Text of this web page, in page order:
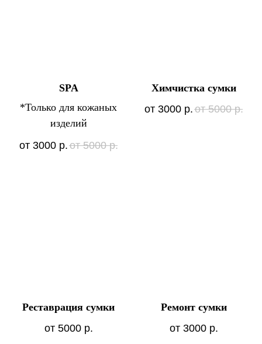
SPA
*Только для кожаных
изделий
от 3000 р.от 5000 р.
Химчистка сумки
от 3000 р.от 5000 р.
Реставрация сумки
от 5000 р.
Ремонт сумки
от 3000 р.